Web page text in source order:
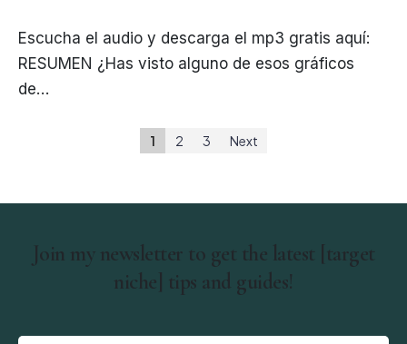
Escucha el audio y descarga el mp3 gratis aquí:
RESUMEN ¿Has visto alguno de esos gráficos
de…
1 2 3 Next
Join my newsletter to get the latest [target
niche] tips and guides!